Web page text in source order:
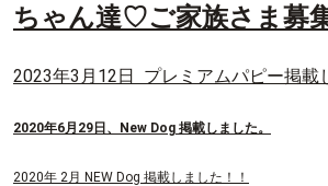
ちゃん達♡ご家族さま募
2023年3月12日 プレミアムパピー掲載
2020年6月29日、New Dog 掲載しました。
2020年 2月 NEW Dog 掲載しました！！